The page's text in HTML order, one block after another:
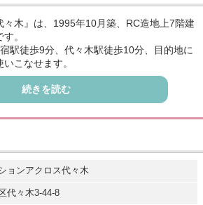
々木』は、1995年10月築、RC造地上7階建
。
駅徒歩9分、代々木駅徒歩10分、目的地に
こなせます。
な住宅街で住環境良好です。
タイル貼りの瀟洒な外観です。
好。
ートロックです。
続きを読む
ョンアクロス代々木
代々木3-44-8